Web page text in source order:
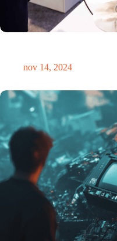
nov 14, 2024